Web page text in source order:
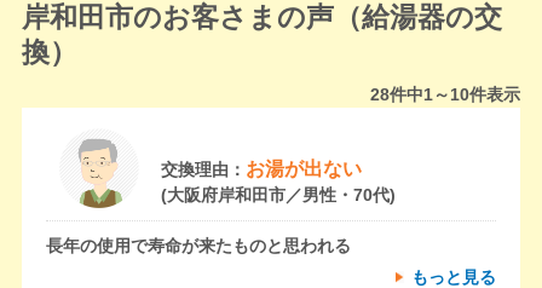
岸和田市のお客さまの声（給湯器の交
換）
28件中1～10件表示
交換理由： お湯が出ない
(大阪府岸和田市／男性・70代)
長年の使用で寿命が来たものと思われる
もっと見る